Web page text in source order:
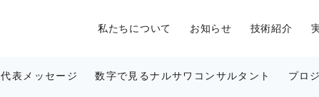
私たちについて お知らせ 技術紹介
代表メッセージ 数字で見るナルサワコンサルタント プロ